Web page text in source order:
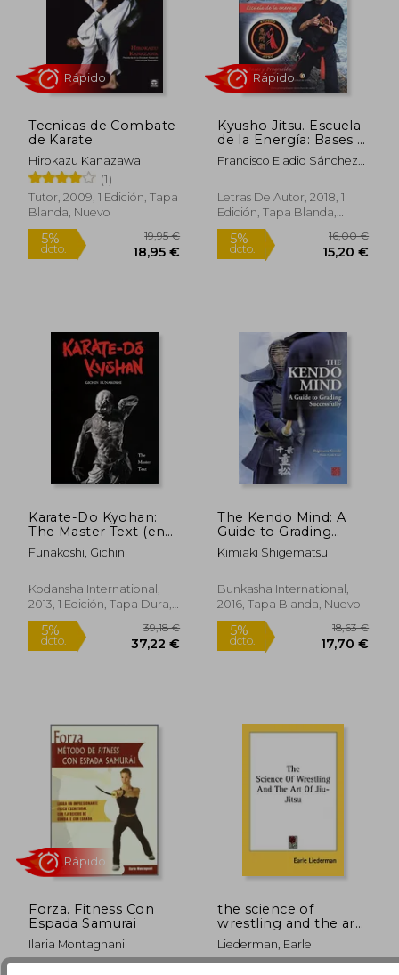
5%
dcto.
5%
dcto. 9,50
5%
dcto. 92,69 €
5%
dcto. 23,70
Rápido
Tecnicas de Combate
de Karate
Hirokazu Kanazawa
(1)
Tutor, 2009, 1 Edición, Tapa
Blanda, Nuevo
Rápido
Kyusho Jitsu. Escuela
de la Energía: Bases y
Progresión. Volumen
iFrancisco Eladio Sánchez
Letras De Autor, 2018, 1
Edición, Tapa Blanda,
Nuevo
Rápido
Karate-Do Kyohan:
The Master Text (en
Inglés)
Funakoshi, Gichin
Kodansha International,
2013, 1 Edición, Tapa Dura,
Nuevo
The Kendo Mind: A
Guide to Grading
Successfully (en
Inglés)
Kimiaki Shigematsu
Bunkasha International,
2016, Tapa Blanda, Nuevo
Forza. Fitness Con
Espada Samurai
Ilaria Montagnani
the science of
wrestling and the art
of jiu-jitsu (en Inglés)
Liederman, Earle